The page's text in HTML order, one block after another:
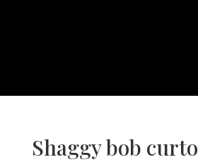
Shaggy bob